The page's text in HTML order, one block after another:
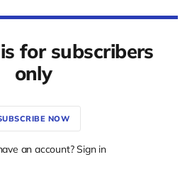
for subscribers
only
NOW
an account? Sign in